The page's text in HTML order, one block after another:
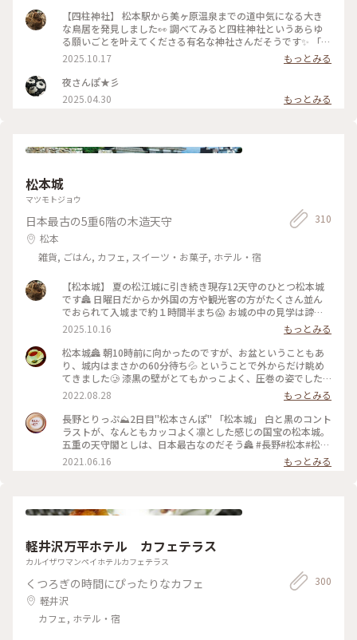
【四柱神社】 松本駅から美ヶ原温泉までの道中気になる大き
な鳥居を発見しました👀 調べてみると四柱神社というあらゆ
る願いごとを叶えてくださる有名な神社さんだそうです✨ 「よ
はしら」と読むそうで「しちゅう」って読んじゃった💦 松本
城から歩いて行ける距離だったので松本駅を目指すお散歩がて
ら邪魔してきました🙏 こちらの鳩さんですが鳩さんのお豆が
売られているからかとっても人慣れしているみたいで 餌やり
している少年の頭や肩に鳩が群がっていてとても楽しそうでし
2025.10.17
もっとみる
夜さんぽ★彡
2025.04.30
もっとみる
松本城
マツモトジョウ
日本最古の5重6階の木造天守
松本
雑貨, ごはん, カフェ, スイーツ・お菓子, ホテル・宿
310
【松本城】 夏の松江城に引き続き現存12天守のひとつ松本城
です🏯 日曜日だからか外国の方や観光客の方がたくさん並ん
でおられて入城まで約１時間半まち😱 お城の中の見学は諦め
て外観のみ堪能してきました 現存12天守のうち五重天守が見
れるのは姫路城と松本城のみ👀 別名が深志城の6階建のかっこ
いい黒いお城です✨ 黒いから烏城🐦‍⬛とも呼ばれているんです
がそれは60年前くらいにバスガイドさんが言いはじめたそうで
正式な別名ではないそうです😳 やはりお堀とおっきい天守閣
って絵になりますよねぇ☺️ お城の近くでコスモスが咲いてい
るのも見つけました🌸秋ですねぇ🍂 （2025.9.21） #現存12天
守 #国宝5城 #国宝 #お城 #秋の信州推し事の旅2025 #秋の装い
#松本 #ことりっぷ長野
2025.10.16
もっとみる
松本城🏯 朝10時前に向かったのですが、お盆ということもあ
り、城内はまさかの60分待ち💦 ということで外からだけ眺め
てきました🥲 漆黒の壁がとてもかっこよく、圧巻の姿でした✨
最寄りのバス停を降りると、お堀に白鳥がいました🦢 (来訪
日:8月中旬) #松本 #松本城 #城 #風景 #景色 #ことりっぷ長野
#Myことりっぷ #私のことりっぷ2022
2022.08.28
もっとみる
長野とりっぷ⛰2日目"松本さんぽ" 「松本城」 白と黒のコント
ラストが、なんともカッコよく凛とした感じの国宝の松本城。
五重の天守閣としは、日本最古なのだそう🏯 #長野#松本#松本
城#ライトアップ#自然にふれる
2021.06.16 もっとみる
軽井沢万平ホテル カフェテラス
カルイザワマンペイホテルカフェテラス
くつろぎの時間にぴったりなカフェ
軽井沢
カフェ, ホテル・宿
300